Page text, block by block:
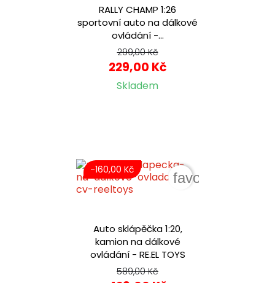
RALLY CHAMP 1:26
sportovní auto na dálkové
ovládání -...
299,00 Kč
229,00 Kč
Skladem
Auto sklápěčka 1:20,
kamion na dálkové
ovládání - RE.EL TOYS
589,00 Kč
-160,00 Kč
favorite_border